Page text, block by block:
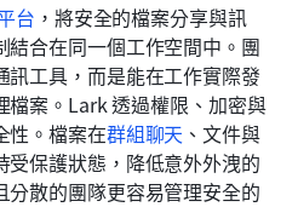
台 ，將安全的檔案分享與訊
結合在同一個工作空間中。團
訊工具，而是能在工作實際發
檔案。Lark 透過權限、加密與
性。檔案在群組聊天 、文件與
保護狀態，降低意外外洩的
分散的團隊更容易管理安全的